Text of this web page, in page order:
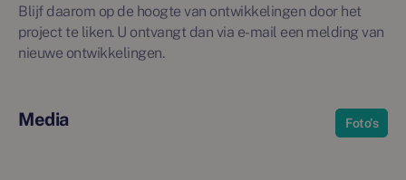
Blijf daarom op de hoogte van ontwikkelingen door het
project te liken. U ontvangt dan via e-mail een melding van
nieuwe ontwikkelingen.
Media Foto's